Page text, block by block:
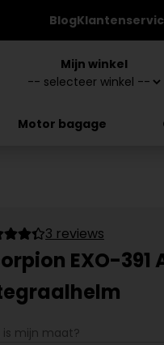
Blog
Mijn winkel
Motor bagage
3 reviews
EXO-391
is mijn maat?